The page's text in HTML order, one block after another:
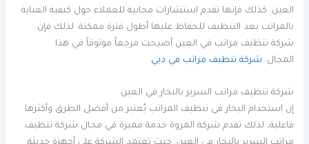
العين. كذلك فإنها تقدم استشارات مجانية للعملاء حول كيفية العناية
بالمراتب بعد التنظيف للحفاظ عليها أطول فترة ممكنة. لذلك فإن
شركة تنظيف مراتب في العين أصبحت مرجعاً موثوقاً في هذا
المجال. شركة تنظيف مراتب في دبي
شركة تنظيف مراتب السرير بالبخار في العين
إن استخدام البخار في تنظيف المراتب يُعتبر من أفضل الطرق وأكثرها
فاعلية، لذلك تقدم شركة المروة خدمة مميزة في مجال شركة تنظيف